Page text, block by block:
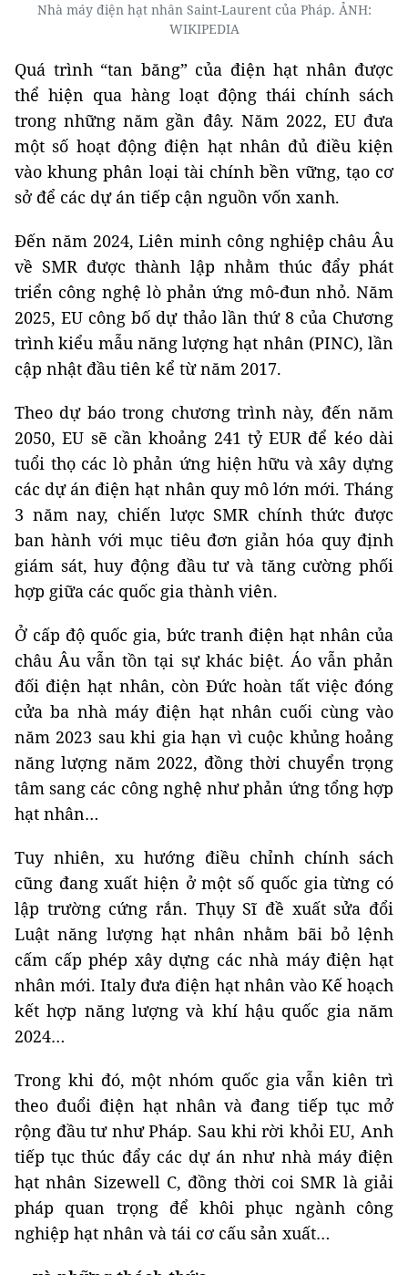
Nhà máy điện hạt nhân Saint-Laurent của Pháp. ẢNH:
WIKIPEDIA
Quá trình “tan băng” của điện hạt nhân được
thể hiện qua hàng loạt động thái chính sách
trong những năm gần đây. Năm 2022, EU đưa
một số hoạt động điện hạt nhân đủ điều kiện
vào khung phân loại tài chính bền vững, tạo cơ
sở để các dự án tiếp cận nguồn vốn xanh.
Đến năm 2024, Liên minh công nghiệp châu Âu
về SMR được thành lập nhằm thúc đẩy phát
triển công nghệ lò phản ứng mô-đun nhỏ. Năm
2025, EU công bố dự thảo lần thứ 8 của Chương
trình kiểu mẫu năng lượng hạt nhân (PINC), lần
cập nhật đầu tiên kể từ năm 2017.
Theo dự báo trong chương trình này, đến năm
2050, EU sẽ cần khoảng 241 tỷ EUR để kéo dài
tuổi thọ các lò phản ứng hiện hữu và xây dựng
các dự án điện hạt nhân quy mô lớn mới. Tháng
3 năm nay, chiến lược SMR chính thức được
ban hành với mục tiêu đơn giản hóa quy định
giám sát, huy động đầu tư và tăng cường phối
hợp giữa các quốc gia thành viên.
Ở cấp độ quốc gia, bức tranh điện hạt nhân của
châu Âu vẫn tồn tại sự khác biệt. Áo vẫn phản
đối điện hạt nhân, còn Đức hoàn tất việc đóng
cửa ba nhà máy điện hạt nhân cuối cùng vào
năm 2023 sau khi gia hạn vì cuộc khủng hoảng
năng lượng năm 2022, đồng thời chuyển trọng
tâm sang các công nghệ như phản ứng tổng hợp
hạt nhân…
Tuy nhiên, xu hướng điều chỉnh chính sách
cũng đang xuất hiện ở một số quốc gia từng có
lập trường cứng rắn. Thụy Sĩ đề xuất sửa đổi
Luật năng lượng hạt nhân nhằm bãi bỏ lệnh
cấm cấp phép xây dựng các nhà máy điện hạt
nhân mới. Italy đưa điện hạt nhân vào Kế hoạch
kết hợp năng lượng và khí hậu quốc gia năm
2024…
Trong khi đó, một nhóm quốc gia vẫn kiên trì
theo đuổi điện hạt nhân và đang tiếp tục mở
rộng đầu tư như Pháp. Sau khi rời khỏi EU, Anh
tiếp tục thúc đẩy các dự án như nhà máy điện
hạt nhân Sizewell C, đồng thời coi SMR là giải
pháp quan trọng để khôi phục ngành công
nghiệp hạt nhân và tái cơ cấu sản xuất…